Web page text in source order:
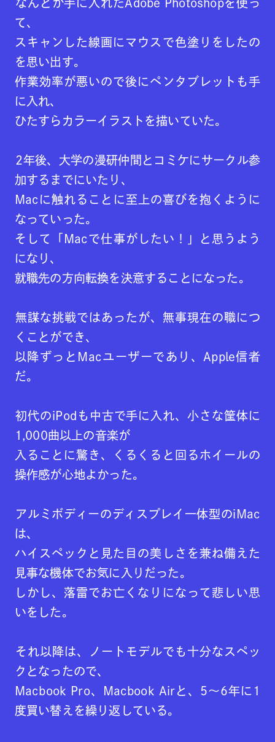
なんとか手に入れたAdobe Photoshopを使っ
て、
スキャンした線画にマウスで色塗りをしたの
を思い出す。
作業効率が悪いので後にペンタブレットも手
に入れ、
ひたすらカラーイラストを描いていた。
2年後、大学の漫研仲間とコミケにサークル参
加するまでにいたり、
Macに触れることに至上の喜びを抱くように
なっていった。
そして「Macで仕事がしたい！」と思うよう
になり、
就職先の方向転換を決意することになった。
無謀な挑戦ではあったが、無事現在の職につ
くことができ、
以降ずっとMacユーザーであり、Apple信者
だ。
初代のiPodも中古で手に入れ、小さな筐体に
1,000曲以上の音楽が
入ることに驚き、くるくると回るホイールの
操作感が心地よかった。
アルミボディーのディスプレイ一体型のiMac
は、
ハイスペックと見た目の美しさを兼ね備えた
見事な機体でお気に入りだった。
しかし、落雷でお亡くなりになって悲しい思
いをした。
それ以降は、ノートモデルでも十分なスペッ
クとなったので、
Macbook Pro、Macbook Airと、5〜6年に1
度買い替えを繰り返している。